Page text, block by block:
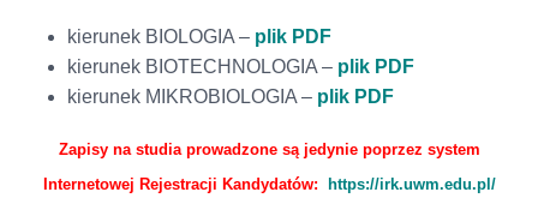
kierunek BIOLOGIA – plik PDF
kierunek BIOTECHNOLOGIA – plik PDF
kierunek MIKROBIOLOGIA – plik PDF
Zapisy na studia prowadzone są jedynie poprzez system
Internetowej Rejestracji Kandydatów:
https://irk.uwm.edu.pl/